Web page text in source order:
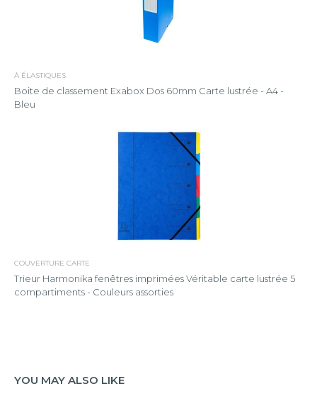
À ÉLASTIQUES
Boite de classement Exabox Dos 60mm Carte lustrée - A4 -
Bleu
COUVERTURE CARTE
Trieur Harmonika fenêtres imprimées Véritable carte lustrée 5
compartiments - Couleurs assorties
YOU MAY ALSO LIKE